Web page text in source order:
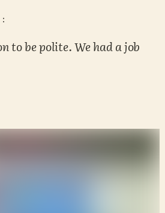
to be polite. We had a job